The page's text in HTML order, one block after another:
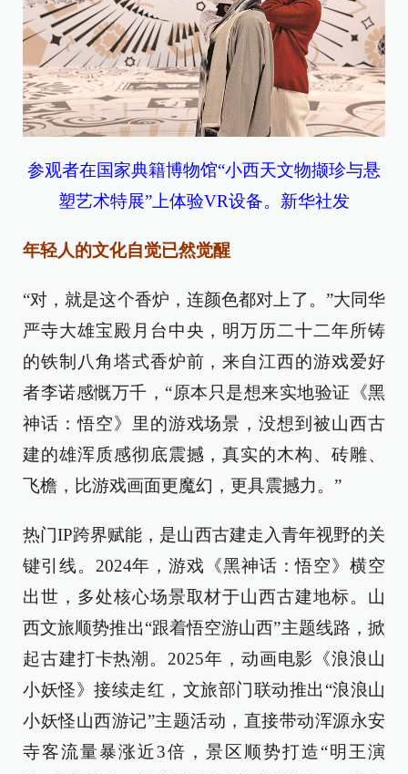
参观者在国家典籍博物馆“小西天文物撷珍与悬
塑艺术特展”上体验VR设备。新华社发
年轻人的文化自觉已然觉醒
“对，就是这个香炉，连颜色都对上了。”大同华
严寺大雄宝殿月台中央，明万历二十二年所铸
的铁制八角塔式香炉前，来自江西的游戏爱好
者李诺感慨万千，“原本只是想来实地验证《黑
神话：悟空》里的游戏场景，没想到被山西古
建的雄浑质感彻底震撼，真实的木构、砖雕、
飞檐，比游戏画面更魔幻，更具震撼力。”
热门IP跨界赋能，是山西古建走入青年视野的关
键引线。2024年，游戏《黑神话：悟空》横空
出世，多处核心场景取材于山西古建地标。山
西文旅顺势推出“跟着悟空游山西”主题线路，掀
起古建打卡热潮。2025年，动画电影《浪浪山
小妖怪》接续走红，文旅部门联动推出“浪浪山
小妖怪山西游记”主题活动，直接带动浑源永安
寺客流量暴涨近3倍，景区顺势打造“明王演